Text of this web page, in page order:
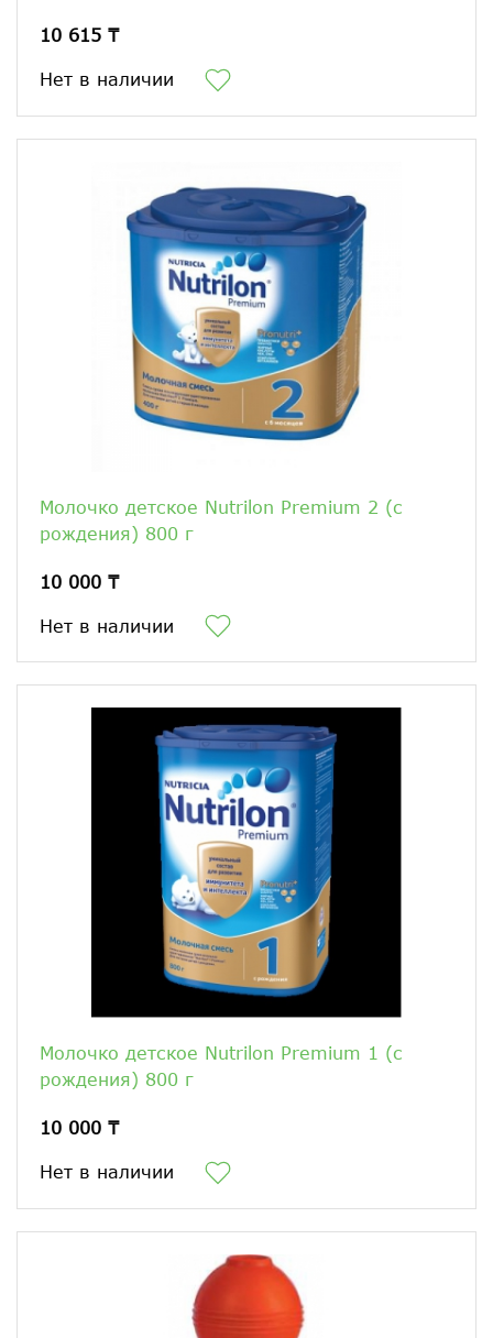
10 615 ₸
Нет в наличии
Молочко детское Nutrilon Premium 2 (c
рождения) 800 г
10 000 ₸
Нет в наличии
Молочко детское Nutrilon Premium 1 (c
рождения) 800 г
10 000 ₸
Нет в наличии